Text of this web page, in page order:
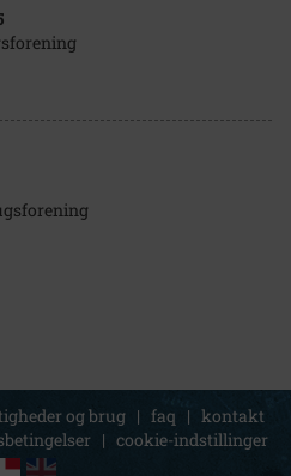
og brug | faq | kontakt
| cookie-indstillinger